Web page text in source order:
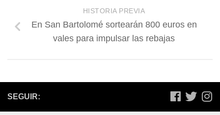
HISTORIA PREVIA
En San Bartolomé sortearán 800 euros en
vales para impulsar las rebajas
SEGUIR: